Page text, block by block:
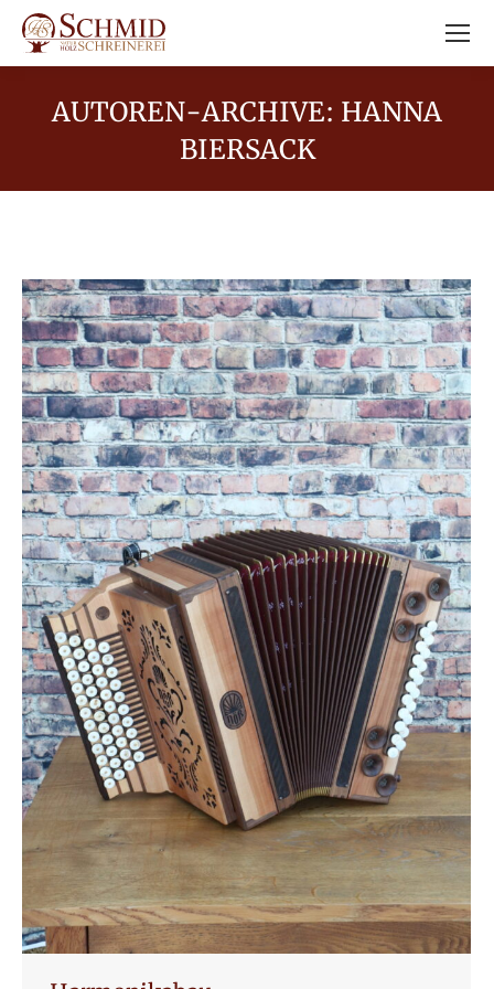
AUTOREN-ARCHIVE: HANNA
BIERSACK